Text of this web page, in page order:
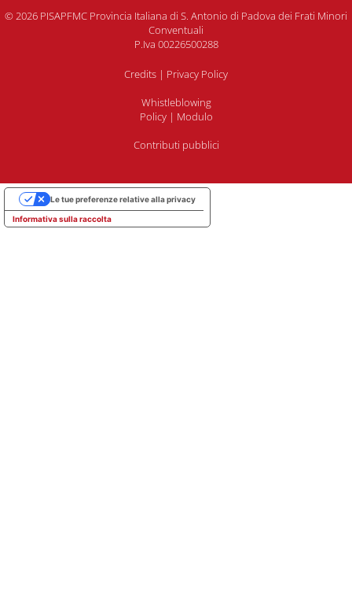
© 2026 PISAPFMC Provincia Italiana di S. Antonio di Padova dei Frati Minori
Conventuali
P.Iva 00226500288
Credits | Privacy Policy
Whistleblowing
Policy| Modulo
Contributi pubblici
Informativa sulla raccolta
Le tue preferenze relative alla privacy